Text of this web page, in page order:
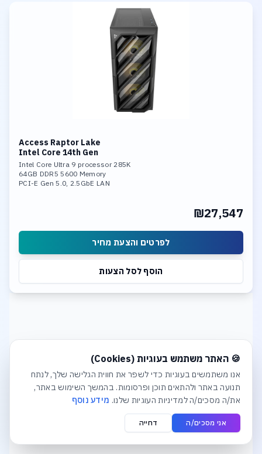
Access Raptor Lake
Intel Core 14th Gen
Intel Core Ultra 9 processor 285K
64GB DDR5 5600 Memory
PCI-E Gen 5.0, 2.5GbE LAN
₪27,547
לפרטים והצעת מחיר
הוסף לסל הצעות
חלונית עוגיות נפתחה אוטומטית. לסגירה יש ללחוץ על כפתור
🍪 האתר משתמש בעוגיות (Cookies)
אנו משתמשים בעוגיות כדי לשפר את חווית הגלישה שלך, לנתח
תנועה באתר ולהתאים תוכן ופרסומות. בהמשך השימוש באתר,
את/ה מסכים/ה למדיניות העוגיות שלנו. מידע נוסף
אני מסכים/ה דחייה